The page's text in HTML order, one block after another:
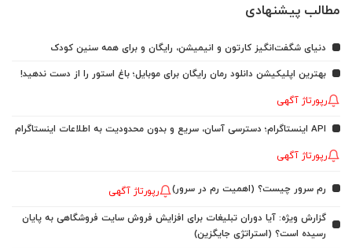
مطالب پیشنهادی
دنیای شگفت‌انگیز کارتون و انیمیشن، رایگان و برای همه سنین کودک
بهترین اپلیکیشن دانلود رمان رایگان برای موبایل؛ باغ استور را از دست ندهید!
رپورتاژ آگهی
API اینستاگرام؛ دسترسی آسان، سریع و بدون محدودیت به اطلاعات اینستاگرام
رپورتاژ آگهی
رم سرور چیست؟ (اهمیت رم در سرور) رپورتاژ آگهی
گزارش ویژه: آیا دوران تبلیغات برای افزایش فروش سایت فروشگاهی به پایان
رسیده است؟ (استراتژی جایگزین)